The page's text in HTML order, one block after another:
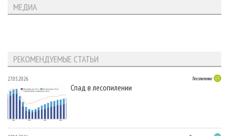
МЕДИА
РЕКОМЕНДУЕМЫЕ СТАТЬИ
27.05.2026 Лесопиление
Спад в лесопилении